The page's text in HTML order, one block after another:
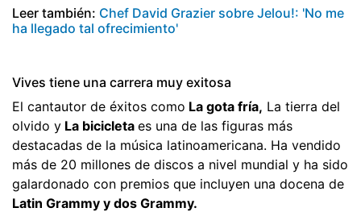
Leer también: Chef David Grazier sobre Jelou!: 'No me
ha llegado tal ofrecimiento'
Vives tiene una carrera muy exitosa
El cantautor de éxitos como La gota fría, La tierra del
olvido y La bicicleta es una de las figuras más
destacadas de la música latinoamericana. Ha vendido
más de 20 millones de discos a nivel mundial y ha sido
galardonado con premios que incluyen una docena de
Latin Grammy y dos Grammy.